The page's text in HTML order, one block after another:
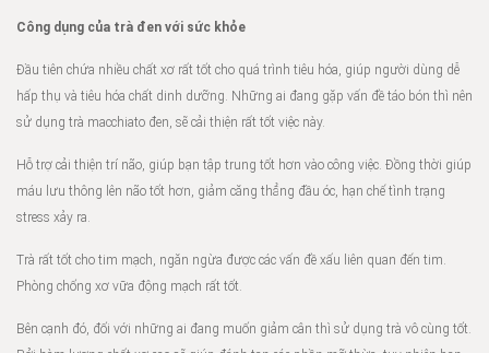
Công dụng của trà đen với sức khỏe
Đầu tiên chứa nhiều chất xơ rất tốt cho quá trình tiêu hóa, giúp người dùng dễ
hấp thụ và tiêu hóa chất dinh dưỡng. Những ai đang gặp vấn đề táo bón thì nên
sử dụng trà macchiato đen, sẽ cải thiện rất tốt việc này.
Hỗ trợ cải thiện trí não, giúp bạn tập trung tốt hơn vào công việc. Đồng thời giúp
máu lưu thông lên não tốt hơn, giảm căng thẳng đầu óc, hạn chế tình trạng
stress xảy ra.
Trà rất tốt cho tim mạch, ngăn ngừa được các vấn đề xấu liên quan đến tim.
Phòng chống xơ vữa động mạch rất tốt.
Bên cạnh đó, đối với những ai đang muốn giảm cân thì sử dụng trà vô cùng tốt.